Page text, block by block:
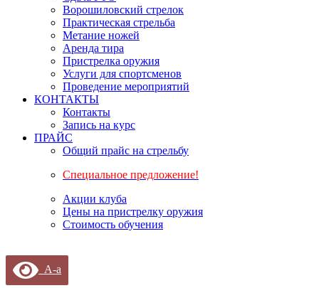
Ворошиловский стрелок
Практическая стрельба
Метание ножей
Аренда тира
Пристрелка оружия
Услуги для спортсменов
Проведение мероприятий
КОНТАКТЫ
Контакты
Запись на курс
ПРАЙС
Общий прайс на стрельбу
Специальное предложение!
Акции клуба
Цены на пристрелку оружия
Стоимость обучения
A-a